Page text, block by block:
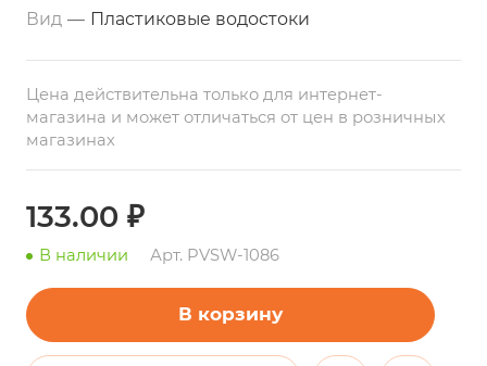
Вид — Пластиковые водостоки
Цена действительна только для интернет-
магазина и может отличаться от цен в розничных
магазинах
133.00 ₽
В наличии Арт. PVSW-1086
В корзину